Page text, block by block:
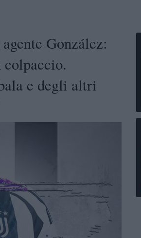
González:
colpaccio.
e degli altri